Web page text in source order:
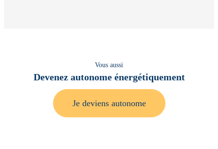
Vous aussi
Devenez autonome énergétiquement
Je deviens autonome